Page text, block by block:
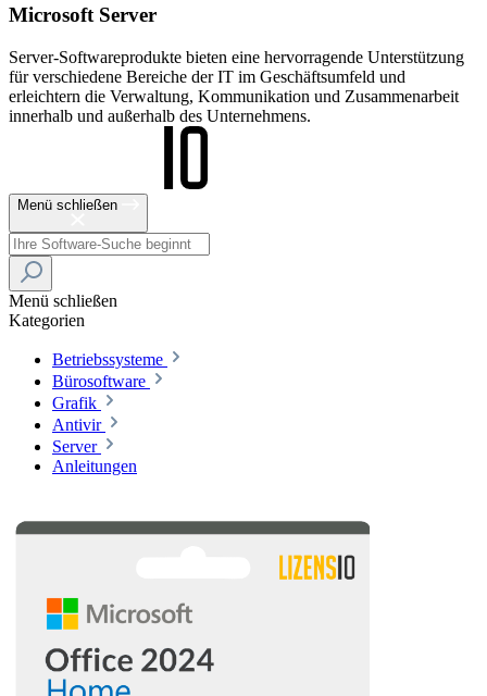
Microsoft Server
Server-Softwareprodukte bieten eine hervorragende Unterstützung
für verschiedene Bereiche der IT im Geschäftsumfeld und
erleichtern die Verwaltung, Kommunikation und Zusammenarbeit
innerhalb und außerhalb des Unternehmens.
Menü schließen
Menü schließen
Kategorien
Betriebssysteme
Bürosoftware
Grafik
Antivir
Server
Anleitungen